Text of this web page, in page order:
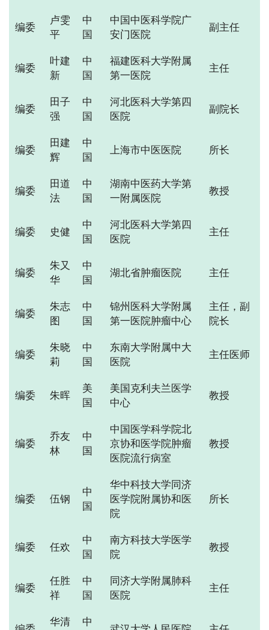
编委
卢雯
平
中
国
中国中医科学院广
安门医院
副主任
编委
叶建
新
中
国
福建医科大学附属
第一医院
主任
编委
田子
强
中
国
河北医科大学第四
医院
副院长
编委
田建
辉
中
国
上海市中医医院 所长
编委
田道
法
中
国
湖南中医药大学第
一附属医院
教授
编委 史健
中
国
河北医科大学第四
医院
主任
编委
朱又
华
中
国
湖北省肿瘤医院 主任
编委
朱志
图
中
国
锦州医科大学附属
第一医院肿瘤中心
主任，副
院长
编委
朱晓
莉
中
国
东南大学附属中大
医院
主任医师
编委 朱晖
美
国
美国克利夫兰医学
中心
教授
编委
乔友
林
中
国
中国医学科学院北
京协和医学院肿瘤
医院流行病室
教授
编委 伍钢
中
国
华中科技大学同济
医学院附属协和医
院
所长
编委 任欢
中
国
南方科技大学医学
院
教授
编委
任胜
祥
中
国
同济大学附属肺科
医院
主任
华清 中